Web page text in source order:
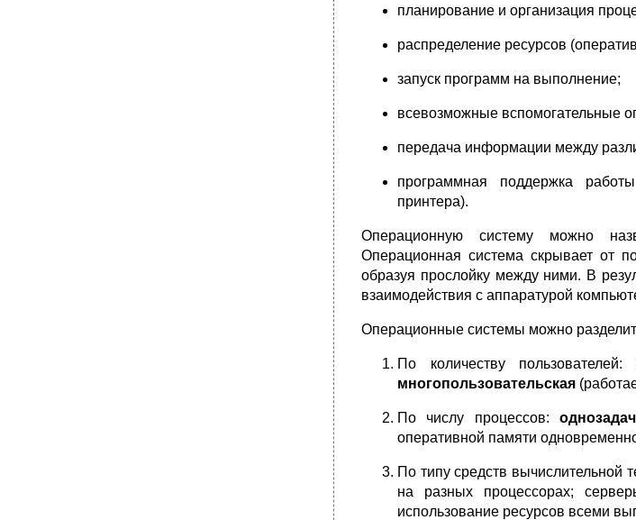
планирование и организация
распределение ресурсов
запуск программ на выполнение;
всевозможные вспомогательные
передача информации между
программная поддержка
принтера).
Операционную систему можно
Операционная система скрывает от
образуя прослойку между ними. В
взаимодействия с аппаратурой
Операционные системы можно
По количеству пользователей:
многопользовательская
По числу процессов:
оперативной памяти
По типу средств вычислительной
на разных процессорах;
использование ресурсов всеми